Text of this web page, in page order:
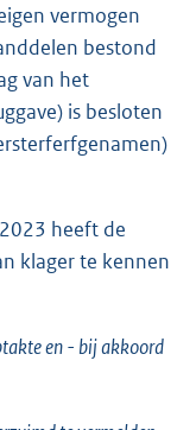
vermogen
bestond
van het
is besloten
heeft de
klager te kennen
en - bij akkoord